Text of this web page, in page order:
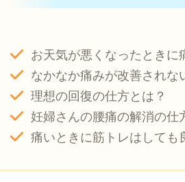
お天気が悪くなったときに
なかなか痛みが改善されな
理想の回復の仕方とは？
妊婦さんの腰痛の解消の仕
痛いときに筋トレはしても